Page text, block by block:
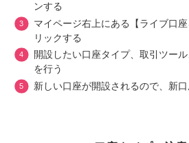
ンする
マイページ右上にある【ライブ口
リックする
開設したい口座タイプ、取引ツー
を行う
新しい口座が開設されるので、新